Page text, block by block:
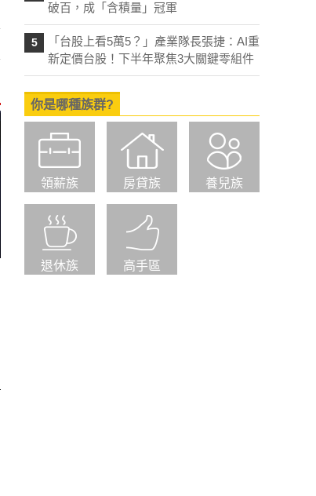
破百，成「含積量」冠軍
5
「台股上看5萬5？」產業隊長張捷：AI重
新定價台股！下半年聚焦3大關鍵零組件
你是哪種族群?
領薪族 房貸族 養兒族
退休族 高手區